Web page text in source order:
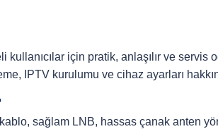
için pratik, anlaşılır ve servis
IPTV kurulumu ve cihaz ayarları
sağlam LNB, hassas çanak anten